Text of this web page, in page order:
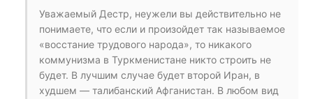
Уважаемый Дестр, неужели вы действительно не
понимаете, что если и произойдет так называемое
«восстание трудового народа», то никакого
коммунизма в Туркменистане никто строить не
будет. В лучшим случае будет второй Иран, в
худшем — талибанский Афганистан. В любом вид